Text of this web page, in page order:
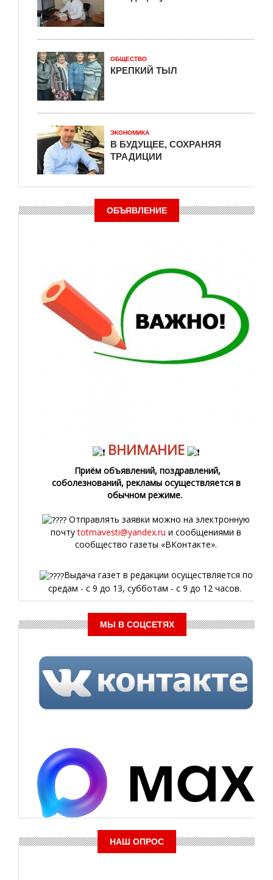
ОБЩЕСТВО
КРЕПКИЙ ТЫЛ
ЭКОНОМИКА
В БУДУЩЕЕ, СОХРАНЯЯ
ТРАДИЦИИ
ОБЪЯВЛЕНИЕ
ВНИМАНИЕ
Приём объявлений, поздравлений,
соболезнований, рекламы осуществляется в
обычном режиме.
Отправлять заявки можно на электронную
почтуtotmavesti@yandex.ru и сообщениями в
сообщество газеты «ВКонтакте».
Выдача газет в редакции осуществляется по
средам - с 9 до 13, субботам - с 9 до 12 часов.
МЫ В СОЦСЕТЯХ
НАШ ОПРОС